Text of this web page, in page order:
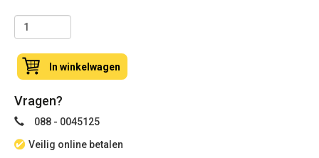
In winkelwagen
Vragen?
088 - 0045125
Veilig online betalen